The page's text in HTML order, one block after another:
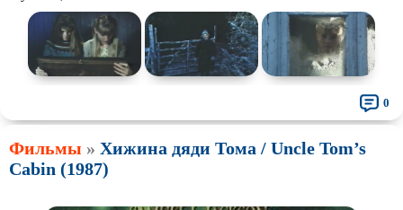
0
Фильмы » Хижина дяди Тома / Uncle Tom’s
Cabin (1987)